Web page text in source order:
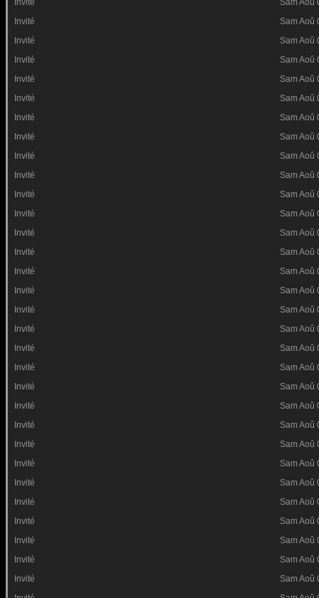
Invité
Sam Aoû
Invité
Sam Aoû
Invité
Sam Aoû
Invité
Sam Aoû
Invité
Sam Aoû
Invité
Sam Aoû
Invité
Sam Aoû
Invité
Sam Aoû
Invité
Sam Aoû
Invité
Sam Aoû
Invité
Sam Aoû
Invité
Sam Aoû
Invité
Sam Aoû
Invité
Sam Aoû
Invité
Sam Aoû
Invité
Sam Aoû
Invité
Sam Aoû
Invité
Sam Aoû
Invité
Sam Aoû
Invité
Sam Aoû
Invité
Sam Aoû
Invité
Sam Aoû
Invité
Sam Aoû
Invité
Sam Aoû
Invité
Sam Aoû
Invité
Sam Aoû
Invité
Sam Aoû
Invité
Sam Aoû
Invité
Sam Aoû
Invité
Sam Aoû
Invité
Sam Aoû